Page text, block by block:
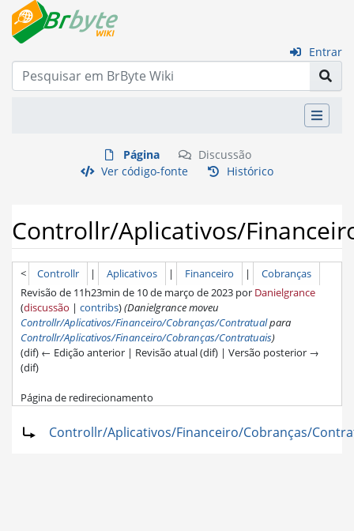
Entrar
Página
Discussão
Ver código-fonte
Histórico
Controllr/Aplicativos/
< Controllr ‎ | Aplicativos ‎ | Financeiro ‎ |
Cobranças
Revisão de 11h23min de 10 de março de 2023 por Danielgrance
(discussão | contribs)(Danielgrance moveu
Controllr/Aplicativos/Financeiro/Cobranças/Contratualpara
Controllr/Aplicativos/Financeiro/Cobranças/Contratuais)
(dif) ← Edição anterior | Revisão atual (dif) | Versão posterior →
(dif)
Página de redirecionamento
Controllr/Aplicativos/Financeiro/Cobranças/